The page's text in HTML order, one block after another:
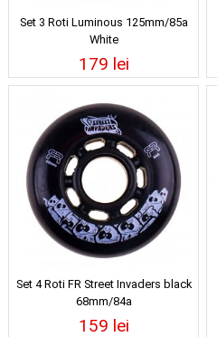
Set 3 Roti Luminous 125mm/85a
White
179 lei
Set 4 Roti FR Street Invaders black
68mm/84a
159 lei